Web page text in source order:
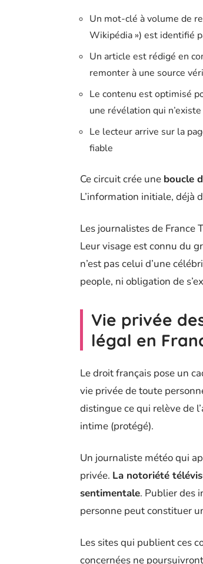
Un mot-clé à volume de
Wikipédia ») est identifié
Un article est rédigé en
remonter à une source
Le contenu est optimisé
une révélation qui n’existe
Le lecteur arrive sur la
fiable
Ce circuit crée une boucle
L’information initiale, déjà
Les journalistes de France
Leur visage est connu du
n’est pas celui d’une
people, ni obligation de
Vie privée
légal en
Le droit français pose un
vie privée de toute
distingue ce qui relève de
intime (protégé).
Un journaliste météo qui
privée. La notoriété
sentimentale. Publier des
personne peut constituer
Les sites qui publient ces
concernées ne